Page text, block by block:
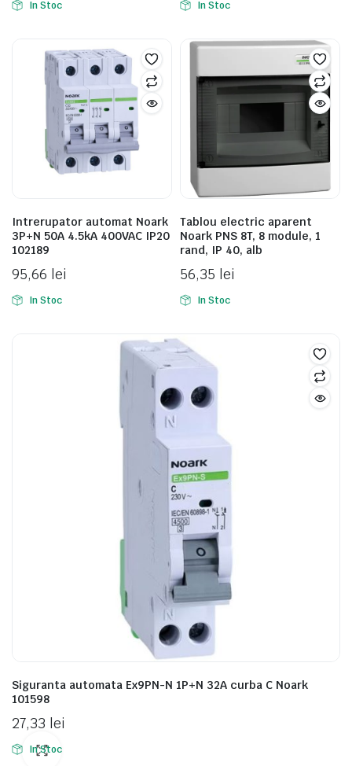
In Stoc In Stoc
Intrerupator automat Noark
3P+N 50A 4.5kA 400VAC IP20
102189
95,66 lei
In Stoc
Tablou electric aparent
Noark PNS 8T, 8 module, 1
rand, IP 40, alb
56,35 lei
In Stoc
Siguranta automata Ex9PN-N 1P+N 32A curba C Noark
101598
27,33 lei
In Stoc